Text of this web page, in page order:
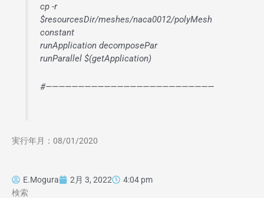
cp -r
$resourcesDir/meshes/naca0012/polyMesh
constant
runApplication decomposePar
runParallel $(getApplication)
#——————————————————————————
実行年月：08/01/2020
E.Mogura 2月 3, 2022
4:04 pm
検索